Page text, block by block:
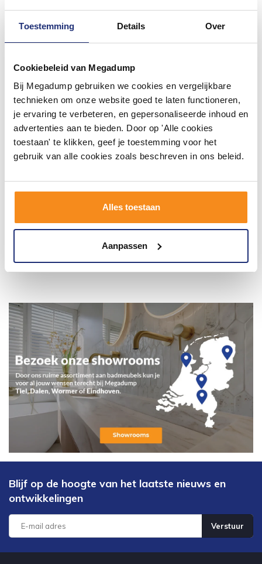
Toestemming Details Over
Cookiebeleid van Megadump
Bij Megadump gebruiken we cookies en vergelijkbare
technieken om onze website goed te laten functioneren,
je ervaring te verbeteren, en gepersonaliseerde inhoud en
advertenties aan te bieden. Door op 'Alle cookies
toestaan' te klikken, geef je toestemming voor het
gebruik van alle cookies zoals beschreven in ons beleid.
Alles toestaan
Aanpassen
#mijndroombadkamer
badkamer op Instagram met #mijndroombadkamer
en tag @megadumpnl. Samen bouwen we een
inspirerende omgeving vol met unieke
badkamerstijlen. Doe je mee?
Blijf op de hoogte van het laatste nieuws en
ontwikkelingen
Verstuur